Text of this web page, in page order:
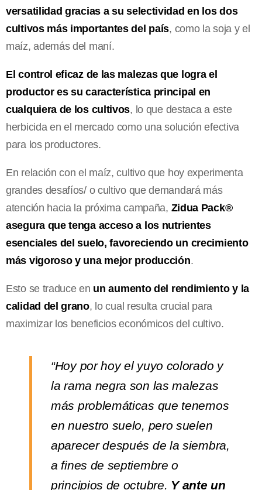
versatilidad gracias a su selectividad en los dos
cultivos más importantes del país, como la soja y el
maíz, además del maní.
El control eficaz de las malezas que logra el
productor es su característica principal en
cualquiera de los cultivos, lo que destaca a este
herbicida en el mercado como una solución efectiva
para los productores.
En relación con el maíz, cultivo que hoy experimenta
grandes desafíos/ o cultivo que demandará más
atención hacia la próxima campaña, Zidua Pack®
asegura que tenga acceso a los nutrientes
esenciales del suelo, favoreciendo un crecimiento
más vigoroso y una mejor producción.
Esto se traduce en un aumento del rendimiento y la
calidad del grano, lo cual resulta crucial para
maximizar los beneficios económicos del cultivo.
“Hoy por hoy el yuyo colorado y
la rama negra son las malezas
más problemáticas que tenemos
en nuestro suelo, pero suelen
aparecer después de la siembra,
a fines de septiembre o
principios de octubre. Y ante un